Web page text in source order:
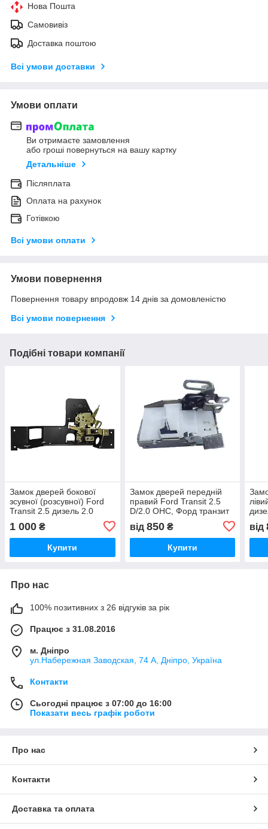
Нова Пошта
Самовивіз
Доставка поштою
Всі умови доставки
Умови оплати
Ви отримаєте замовлення
або гроші повернуться на вашу картку
Детальніше
Післяплата
Оплата на рахунок
Готівкою
Всі умови оплати
Умови повернення
Повернення товару впродовж 14 днів за домовленістю
Всі умови повернення
Подібні товари компанії
Замок дверей бокової
зсувної (розсувної) Ford
Transit 2.5 дизель 2.0
1986-2000,
92VBV22168AA
1 000 ₴
Купити
Замок дверей передній
правий Ford Transit 2.5
D/2.0 OHC, Форд транзит
92VBV21812BA
від 850₴
Купити
від
Про нас
100% позитивних з 26 відгуків за рік
Працює з 31.08.2016
м. Дніпро
ул.Набережная Заводская, 74 А, Дніпро, Україна
Контакти
Сьогодні працює з 07:00 до 16:00
Показати весь графік роботи
Про нас
Контакти
Доставка та оплата